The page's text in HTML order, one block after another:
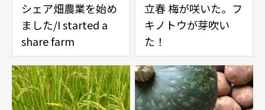
シェア畑農業を始め
ました/I started a
share farm
立春 梅が咲いた。フ
キノトウが芽吹い
た！